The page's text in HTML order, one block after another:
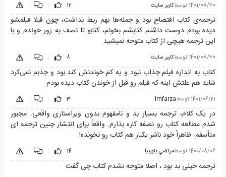
1401/08/30
|توسطکاربر سایت 12
|
|
ترجمه‌ی کتاب افتضاح بود و جمله‌ها بهم ربط نداشت، چون قبلا فیلمشو
دیده بودم دوست داشتم کتابشم بخونم، کتابو تا نصف به زور خوندم و با
این ترجمه هیچی از کتاب متوجه نمیشید.
1401/08/30
|توسطکاربر سایت 8
|
|
کتاب به اندازه فیلم جذاب نبود و یه کم خوندنش کند بود و جذبم نمی‌کرد
شاید هم علتش اینه که فیلم رو قبل از خوندن کتاب دیده بودم
1401/06/21
|توسطImfarza
3
|
|
در یک کلام، ترجمه بسیار بد و نامفهوم بدون ویراستاری واقعی. مجبور
شدم مطالعه کتاب رو نصفه کاره بذارم. واقعاً برای انتشار چنین ترجمه ای
متأسفم. ظاهراً خود ناشر یکبار هم کتاب رو نخونده!
1400/08/06
|توسطمرتضي ياورنيا 14
|
|
ترجمه خیلی بد بود ، اصلا متوجه نشدم کتاب چی گفت